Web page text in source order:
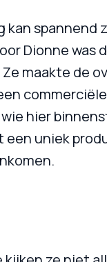
kan spannend
Dionne was
maakte de
hier
een uniek